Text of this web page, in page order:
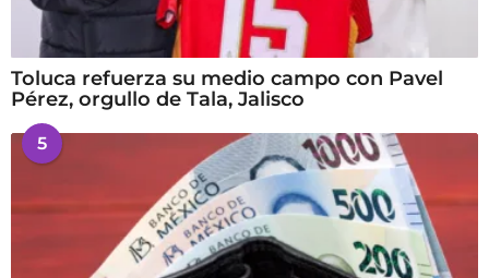
Toluca refuerza su medio campo con Pavel
Pérez, orgullo de Tala, Jalisco
5